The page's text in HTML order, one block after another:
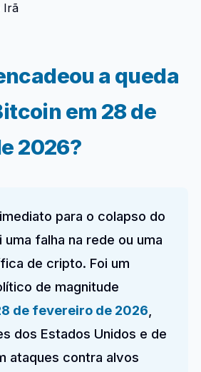
Irã
a queda
em 28 de
2026?
para o colapso do
falha na rede ou uma
de cripto. Foi um
de magnitude
de fevereiro de 2026
dos Estados Unidos e de
ataques contra alvos